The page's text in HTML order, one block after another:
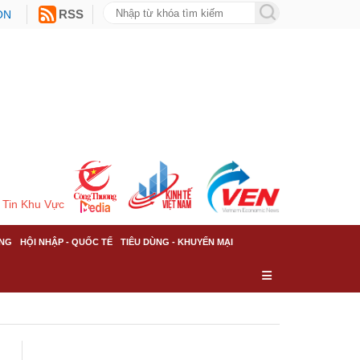
RSS
Tin Khu Vực
HỘI NHẬP - QUỐC TẾ TIÊU DÙNG - KHUYẾN MẠI